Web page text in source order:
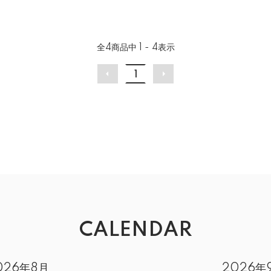
全4商品中 1 - 4表示
CALENDAR
年8月 2026年